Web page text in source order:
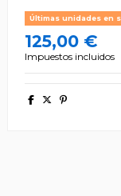
Últimas unidades en
125,00 €
Impuestos incluidos